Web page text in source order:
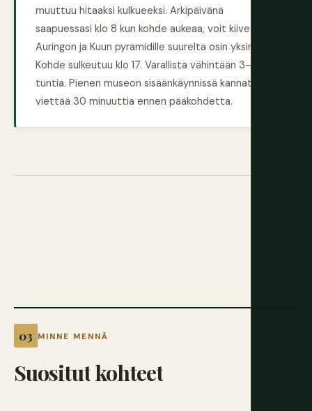
muuttuu hitaaksi kulkueeksi. Arkipäivänä
saapuessasi klo 8 kun kohde aukeaa, voit kiivetä
Auringon ja Kuun pyramidille suurelta osin yksin.
Kohde sulkeutuu klo 17. Varallista vähintään 3–4
tuntia. Pienen museon sisäänkäynnissä kannattaa
viettää 30 minuuttia ennen pääkohdetta.
MINNE MENNÄ
Suositutkohteet